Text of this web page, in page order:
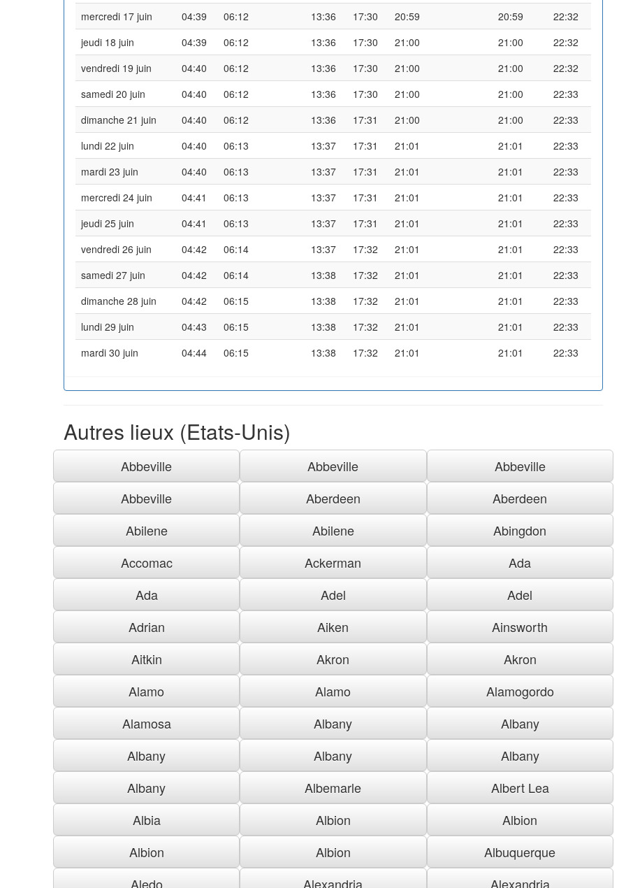
mercredi 17 juin
04:39 06:12 13:36 17:30 20:59 20:59
22:32
jeudi 18 juin
04:39 06:12 13:36 17:30 21:00 21:00
22:32
vendredi 19 juin
04:40 06:12 13:36 17:30 21:00 21:00
22:32
samedi 20 juin
04:40 06:12 13:36 17:30 21:00 21:00
22:33
dimanche 21 juin
04:40 06:12 13:36 17:31 21:00 21:00
22:33
lundi 22 juin
04:40 06:13 13:37 17:31 21:01 21:01
22:33
mardi 23 juin
04:40 06:13 13:37 17:31 21:01 21:01
22:33
mercredi 24 juin
04:41 06:13 13:37 17:31 21:01 21:01
22:33
jeudi 25 juin
04:41 06:13 13:37 17:31 21:01 21:01
22:33
vendredi 26 juin
04:42 06:14 13:37 17:32 21:01 21:01
22:33
samedi 27 juin
04:42 06:14 13:38 17:32 21:01 21:01
22:33
dimanche 28 juin
04:42 06:15 13:38 17:32 21:01 21:01
22:33
lundi 29 juin
04:43 06:15 13:38 17:32 21:01 21:01
22:33
mardi 30 juin
04:44 06:15 13:38 17:32 21:01 21:01 22:33
Autres lieux (Etats-Unis)
Abbeville Abbeville
Abbeville
Abbeville
Aberdeen
Aberdeen
Abilene
Abilene
Abingdon
Accomac
Ackerman
Ada
Ada
Adel
Adel
Adrian
Aiken
Ainsworth
Aitkin
Akron
Akron
Alamo
Alamo
Alamogordo
Alamosa
Albany
Albany
Albany
Albany
Albany
Albany
Albemarle
Albert Lea
Albia
Albion
Albion
Albion
Albion
Albuquerque
Aledo
Alexandria Alexandria